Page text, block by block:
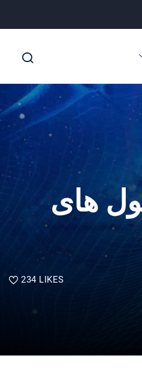
های
234 LIKES